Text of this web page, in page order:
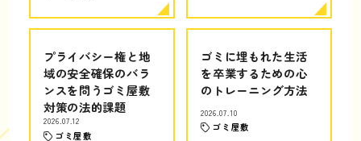
プライバシー権と地
域の安全確保のバラ
ンスを問うゴミ屋敷
対策の法的課題
2026.07.12
ゴミ屋敷
ゴミに埋もれた生活
を卒業するための心
のトレーニング方法
2026.07.10
ゴミ屋敷